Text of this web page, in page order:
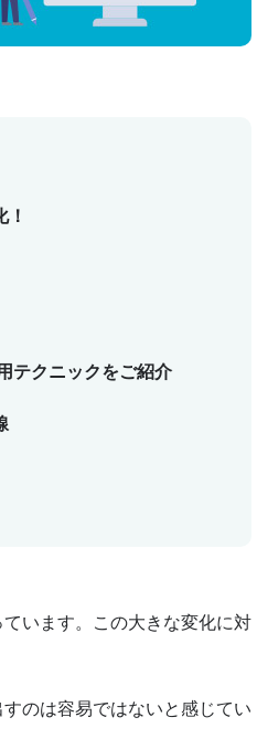
います。この大きな変化に対
のは容易ではないと感じてい
テクニックをご紹介